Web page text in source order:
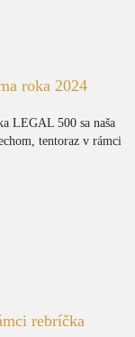
roka 2024
LEGAL 500 sa naša
tentoraz v rámci
rebríčka